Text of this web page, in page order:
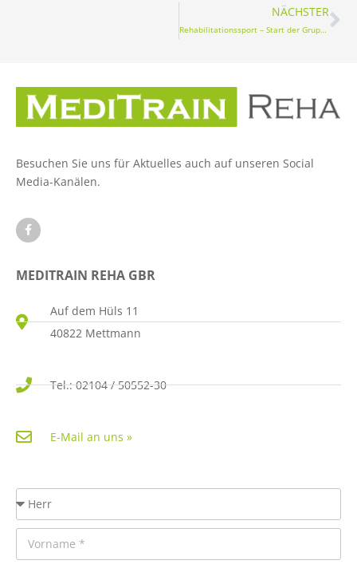
NÄCHSTER
Rehabilitationssport – Start der Gruppen ab Montag, den 25.10.2021
Besuchen Sie uns für Aktuelles auch auf unseren Social
Media-Kanälen.
MEDITRAIN REHA GBR
Auf dem Hüls 11
40822 Mettmann
Tel.: 02104 / 50552-30
E-Mail an uns »